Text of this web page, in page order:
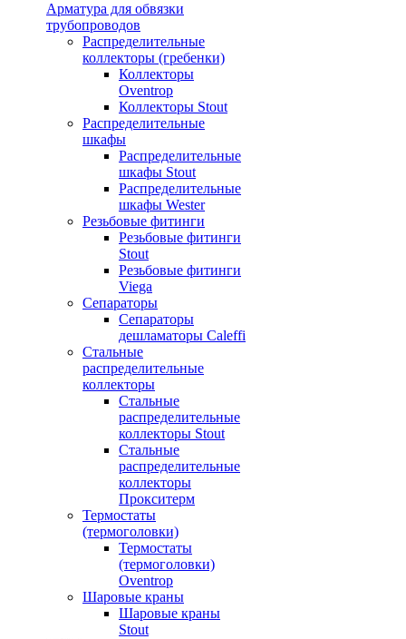
Арматура для обвязки
трубопроводов
Распределительные
коллекторы (гребенки)
Коллекторы
Oventrop
Коллекторы Stout
Распределительные
шкафы
Распределительные
шкафы Stout
Распределительные
шкафы Wester
Резьбовые фитинги
Резьбовые фитинги
Stout
Резьбовые фитинги
Viega
Сепараторы
Сепараторы
дешламаторы Caleffi
Стальные
распределительные
коллекторы
Стальные
распределительные
коллекторы Stout
Стальные
распределительные
коллекторы
Прокситерм
Термостаты
(термоголовки)
Термостаты
(термоголовки)
Oventrop
Шаровые краны
Шаровые краны
Stout